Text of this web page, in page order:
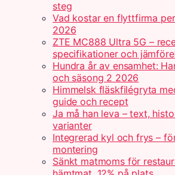
steg
Vad kostar en flyttfirma
2026
ZTE MC888 Ultra 5G –
specifikationer och
Hundra år av ensamhet:
och säsong 2 2026
Himmelsk fläskfilégryta
guide och recept
Ja må han leva – text,
varianter
Integrerad kyl och frys –
montering
Sänkt matmoms för